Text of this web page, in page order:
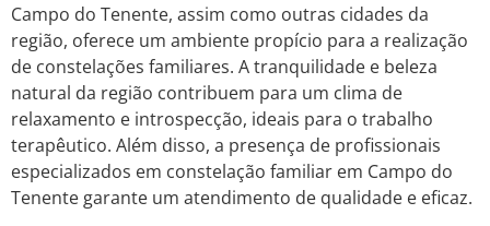
Campo do Tenente, assim como outras cidades da
região, oferece um ambiente propício para a realização
de constelações familiares. A tranquilidade e beleza
natural da região contribuem para um clima de
relaxamento e introspecção, ideais para o trabalho
terapêutico. Além disso, a presença de profissionais
especializados em constelação familiar em Campo do
Tenente garante um atendimento de qualidade e eficaz.